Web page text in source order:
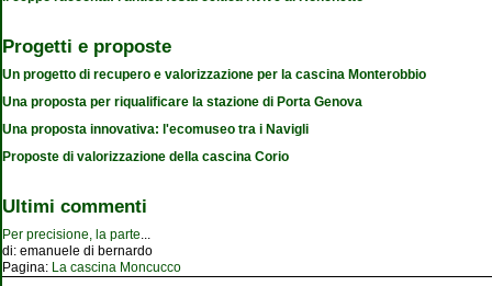
Progetti e proposte
Un progetto di recupero e valorizzazione per la cascina Monterobbio
Una proposta per riqualificare la stazione di Porta Genova
Una proposta innovativa: l'ecomuseo tra i Navigli
Proposte di valorizzazione della cascina Corio
Ultimi commenti
Per precisione, la parte
di: emanuele di bernardo
Pagina: La cascina Moncucco